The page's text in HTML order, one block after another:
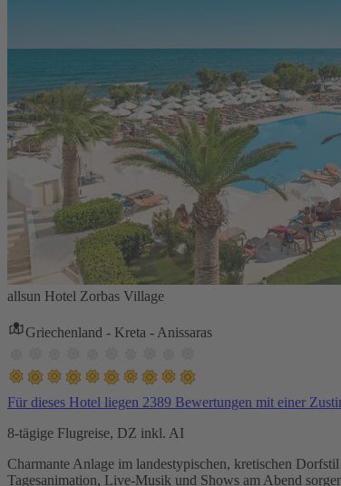
allsun Hotel Zorbas Village
Griechenland - Kreta - Anissaras
Für dieses Hotel liegen 2389 Bewertungen mit einer
8-tägige Flugreise, DZ inkl. AI
Charmante Anlage im landestypischen, kretischen Dorfstil
Tagesanimation, Live-Musik und Shows am Abend